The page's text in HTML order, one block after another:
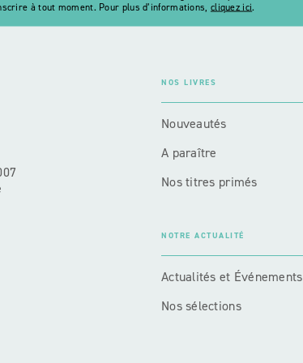
à tout moment. Pour plus d’informations, cliquez ici.
NOS LIVRES
Nouveautés
A paraître
Nos titres primés
NOTRE ACTUALITÉ
Actualités et Événements
Nos sélections